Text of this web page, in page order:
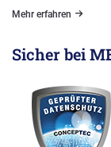
Mehr erfahren
Sicher bei